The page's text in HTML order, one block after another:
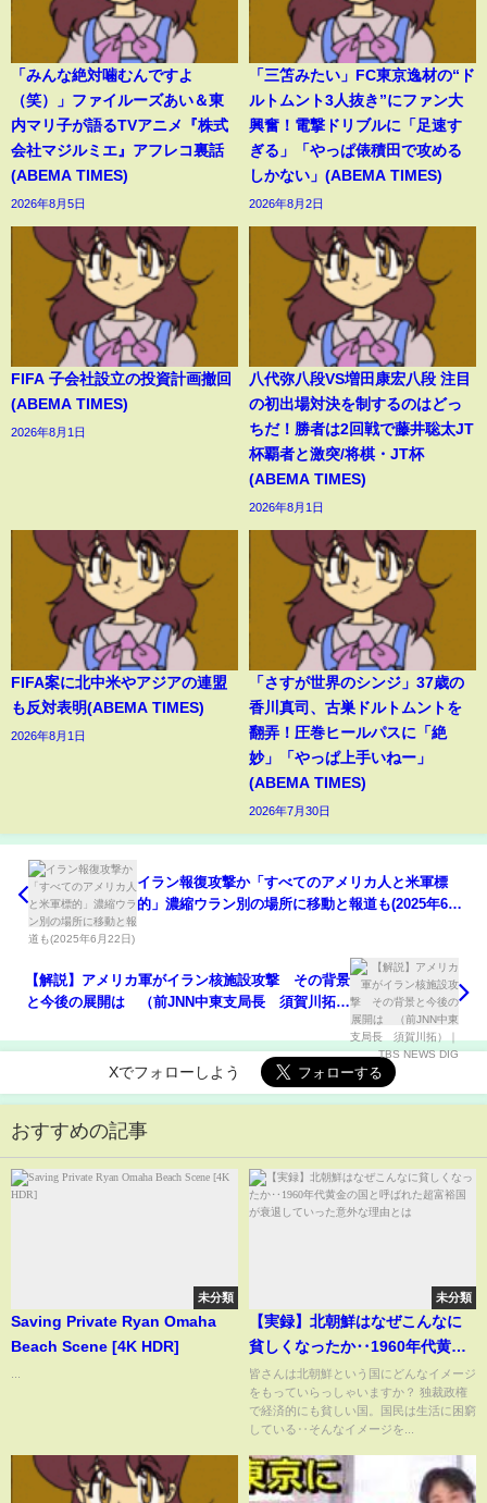
「みんな絶対噛むんですよ
（笑）」ファイルーズあい＆東
内マリ子が語るTVアニメ『株式
会社マジルミエ』アフレコ裏話
(ABEMA TIMES)
2026年8月5日
「三笘みたい」FC東京逸材の“ド
ルトムント3人抜き”にファン大
興奮！電撃ドリブルに「足速す
ぎる」「やっぱ俵積田で攻める
しかない」(ABEMA TIMES)
2026年8月2日
FIFA 子会社設立の投資計画撤回
(ABEMA TIMES)
2026年8月1日
八代弥八段VS増田康宏八段 注目
の初出場対決を制するのはどっ
ちだ！勝者は2回戦で藤井聡太JT
杯覇者と激突/将棋・JT杯
(ABEMA TIMES)
2026年8月1日
FIFA案に北中米やアジアの連盟
も反対表明(ABEMA TIMES)
2026年8月1日
「さすが世界のシンジ」37歳の
香川真司、古巣ドルトムントを
翻弄！圧巻ヒールパスに「絶
妙」「やっぱ上手いねー」
(ABEMA TIMES)
2026年7月30日
イラン報復攻撃か「すべてのアメリカ人と米軍標
的」濃縮ウラン別の場所に移動と報道も(2025年6月
【解説】アメリカ軍がイラン核施設攻撃 その背景
と今後の展開は （前JNN中東支局長 須賀川拓）
Xでフォローしよう
おすすめの記事
未分類
Saving Private Ryan Omaha
Beach Scene [4K HDR]
未分類
【実録】北朝鮮はなぜこんなに
貧しくなったか‥1960年代黄金
の国と呼ばれた超富裕国が衰退
していった意外な理由とは
皆さんは北朝鮮という国にどんなイメージ
をもっていらっしゃいますか？ 独裁政権
で経済的にも貧しい国。国民は生活に困窮
している‥そんなイメージを...